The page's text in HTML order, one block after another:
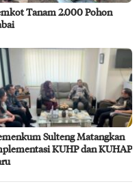
Tanam 2.000 Pohon
Sulteng Matangkan
KUHP dan KUHAP